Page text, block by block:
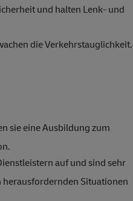
und halten Lenk- und
die Verkehrstauglichkeit.
sie eine Ausbildung zum
auf und sind sehr
herausfordernden Situationen